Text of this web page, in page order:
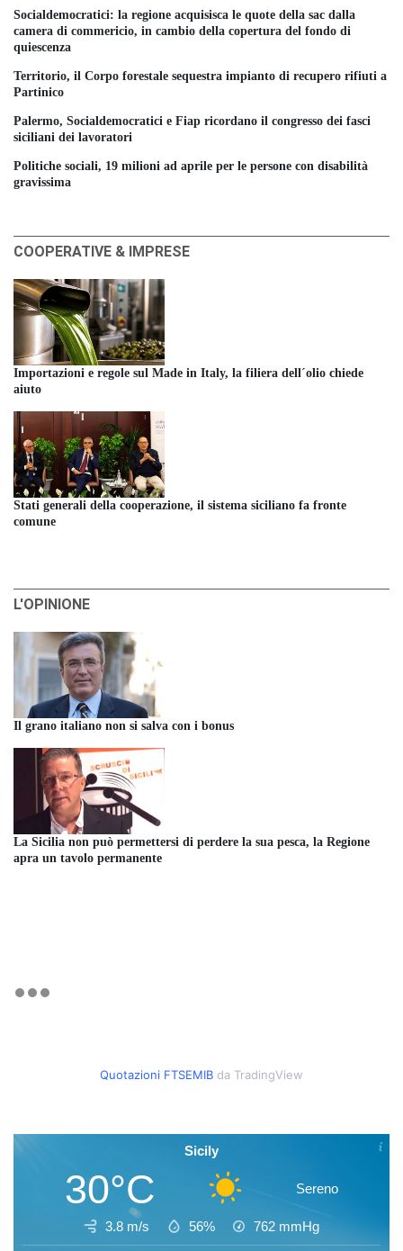
Socialdemocratici: la regione acquisisca le quote della sac dalla
camera di commericio, in cambio della copertura del fondo di
quiescenza
Territorio, il Corpo forestale sequestra impianto di recupero rifiuti a
Partinico
Palermo, Socialdemocratici e Fiap ricordano il congresso dei fasci
siciliani dei lavoratori
Politiche sociali, 19 milioni ad aprile per le persone con disabilità
gravissima
COOPERATIVE & IMPRESE
Importazioni e regole sul Made in Italy, la filiera dell´olio chiede
aiuto
Stati generali della cooperazione, il sistema siciliano fa fronte
comune
L'OPINIONE
Il grano italiano non si salva con i bonus
La Sicilia non può permettersi di perdere la sua pesca, la Regione
apra un tavolo permanente
Quotazioni FTSEMIB da TradingView
Sicily
30°C Sereno
3.8 m/s 56% 762 mmHg